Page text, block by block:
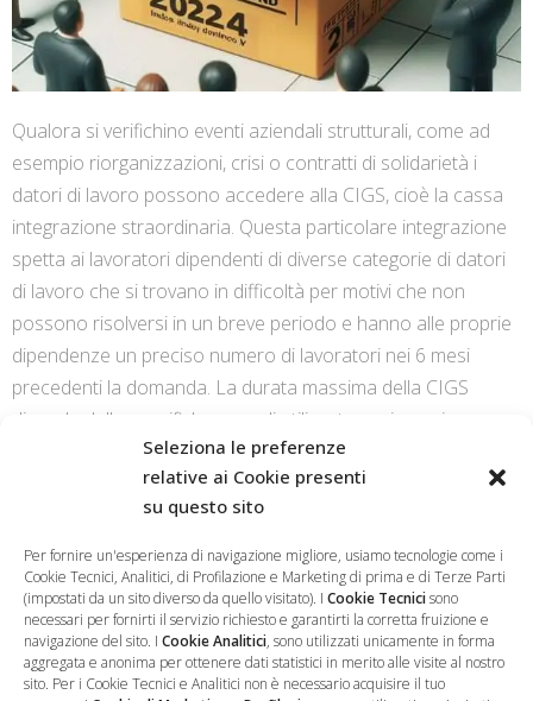
Seleziona le preferenze
relative ai Cookie presenti
su questo sito
Per fornire un'esperienza di navigazione migliore, usiamo tecnologie come i
Cookie Tecnici, Analitici, di Profilazione e Marketing di prima e di Terze Parti
(impostati da un sito diverso da quello visitato). I Cookie Tecnicisono
necessari per fornirti il servizio richiesto e garantirti la corretta fruizione e
navigazione del sito. I Cookie Analitici, sono utilizzati unicamente in forma
aggregata e anonima per ottenere dati statistici in merito alle visite al nostro
sito. Per i Cookie Tecnici e Analitici non è necessario acquisire il tuo
Qualora si verifichino eventi aziendali strutturali, come ad
esempio riorganizzazioni, crisi o contratti di solidarietà i
datori di lavoro possono accedere alla CIGS, cioè la cassa
integrazione straordinaria. Questa particolare integrazione
spetta ai lavoratori dipendenti di diverse categorie di datori
di lavoro che si trovano in difficoltà per motivi che non
possono risolversi in un breve periodo e hanno alle proprie
dipendenze un preciso numero di lavoratori nei 6 mesi
precedenti la domanda. La durata massima della CIGS
dipende dalle specifiche causali utilizzate ma in ogni caso
non può superare i 24 mesi nell’arco di un quinquennio.
CONTINUE READING